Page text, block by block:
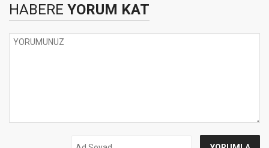
HABERE YORUM KAT